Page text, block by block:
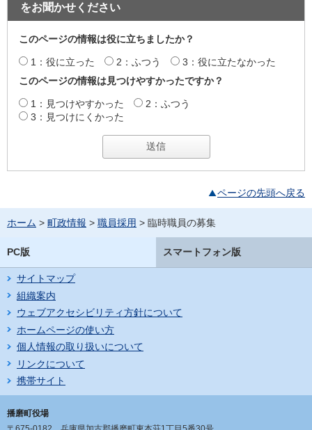
をお聞かせください
このページの情報は役に立ちましたか？
1：役に立った 2：ふつう
3：役に立たなかった
このページの情報は見つけやすかったですか？
1：見つけやすかった
2：ふつう
3：見つけにくかった
ページの先頭へ戻る
ホーム > 町政情報 > 職員採用 > 臨時職員の募集
PC版 スマートフォン版
サイトマップ
組織案内
ウェブアクセシビリティ方針について
ホームページの使い方
個人情報の取り扱いについて
リンクについて
携帯サイト
播磨町役場